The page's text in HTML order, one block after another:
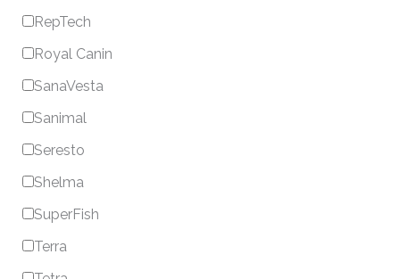
RepTech
Royal Canin
SanaVesta
Sanimal
Seresto
Shelma
SuperFish
Terra